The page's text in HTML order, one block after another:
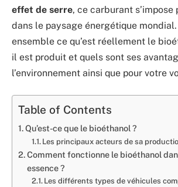
effet de serre, ce carburant
dans le paysage énergétique
ensemble ce qu’est réellement le
il est produit et quels sont ses
l’environnement ainsi que pour votre
Table of Contents
Qu’est-ce que le bioéthanol ?
Les principaux acteurs de sa
Comment fonctionne le bioéthanol
essence ?
Les différents types de véhicules